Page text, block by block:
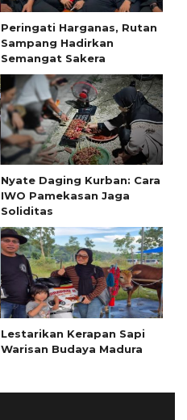
Peringati Harganas, Rutan
Sampang Hadirkan
Semangat Sakera
Nyate Daging Kurban: Cara
IWO Pamekasan Jaga
Soliditas
Lestarikan Kerapan Sapi
Warisan Budaya Madura